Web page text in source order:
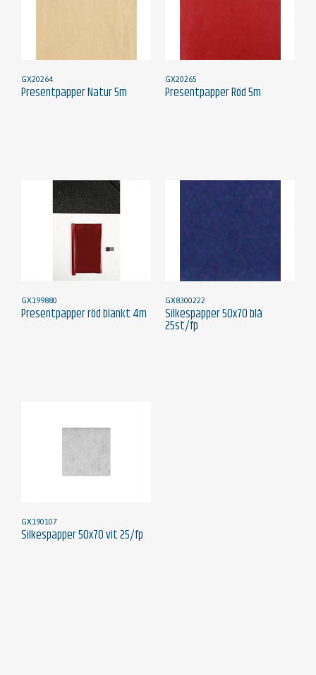
GX20264
Presentpapper Natur 5m
GX20265
Presentpapper Röd 5m
GX199880
Presentpapper röd blankt 4m
GX8300222
Silkespapper 50x70 blå
25st/fp
GX190107
Silkespapper 50x70 vit 25/fp